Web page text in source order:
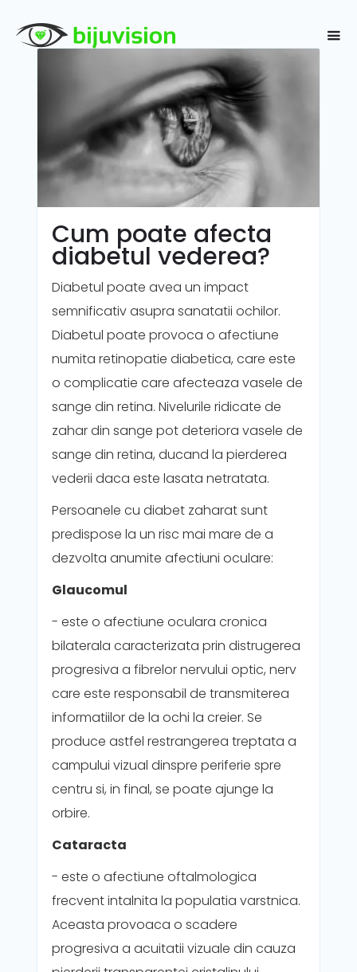
Cum poate afecta
diabetul vederea?
Diabetul poate avea un impact
semnificativ asupra sanatatii ochilor.
Diabetul poate provoca o afectiune
numita retinopatie diabetica, care este
o complicatie care afecteaza vasele de
sange din retina. Nivelurile ridicate de
zahar din sange pot deteriora vasele de
sange din retina, ducand la pierderea
vederii daca este lasata netratata.
Persoanele cu diabet zaharat sunt
predispose la un risc mai mare de a
dezvolta anumite afectiuni oculare:
Glaucomul
- este o afectiune oculara cronica
bilaterala caracterizata prin distrugerea
progresiva a fibrelor nervului optic, nerv
care este responsabil de transmiterea
informatiilor de la ochi la creier. Se
produce astfel restrangerea treptata a
campului vizual dinspre periferie spre
centru si, in final, se poate ajunge la
orbire.
Cataracta
- este o afectiune oftalmologica
frecvent intalnita la populatia varstnica.
Aceasta provoaca o scadere
progresiva a acuitatii vizuale din cauza